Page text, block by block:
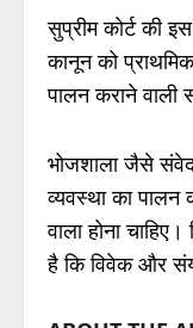
सुप्रीम कोर्ट की
कानून को
पालन कराने वाली
भोजशाला जैसे
व्यवस्था का पालन
वाला होना
है कि विवेक और